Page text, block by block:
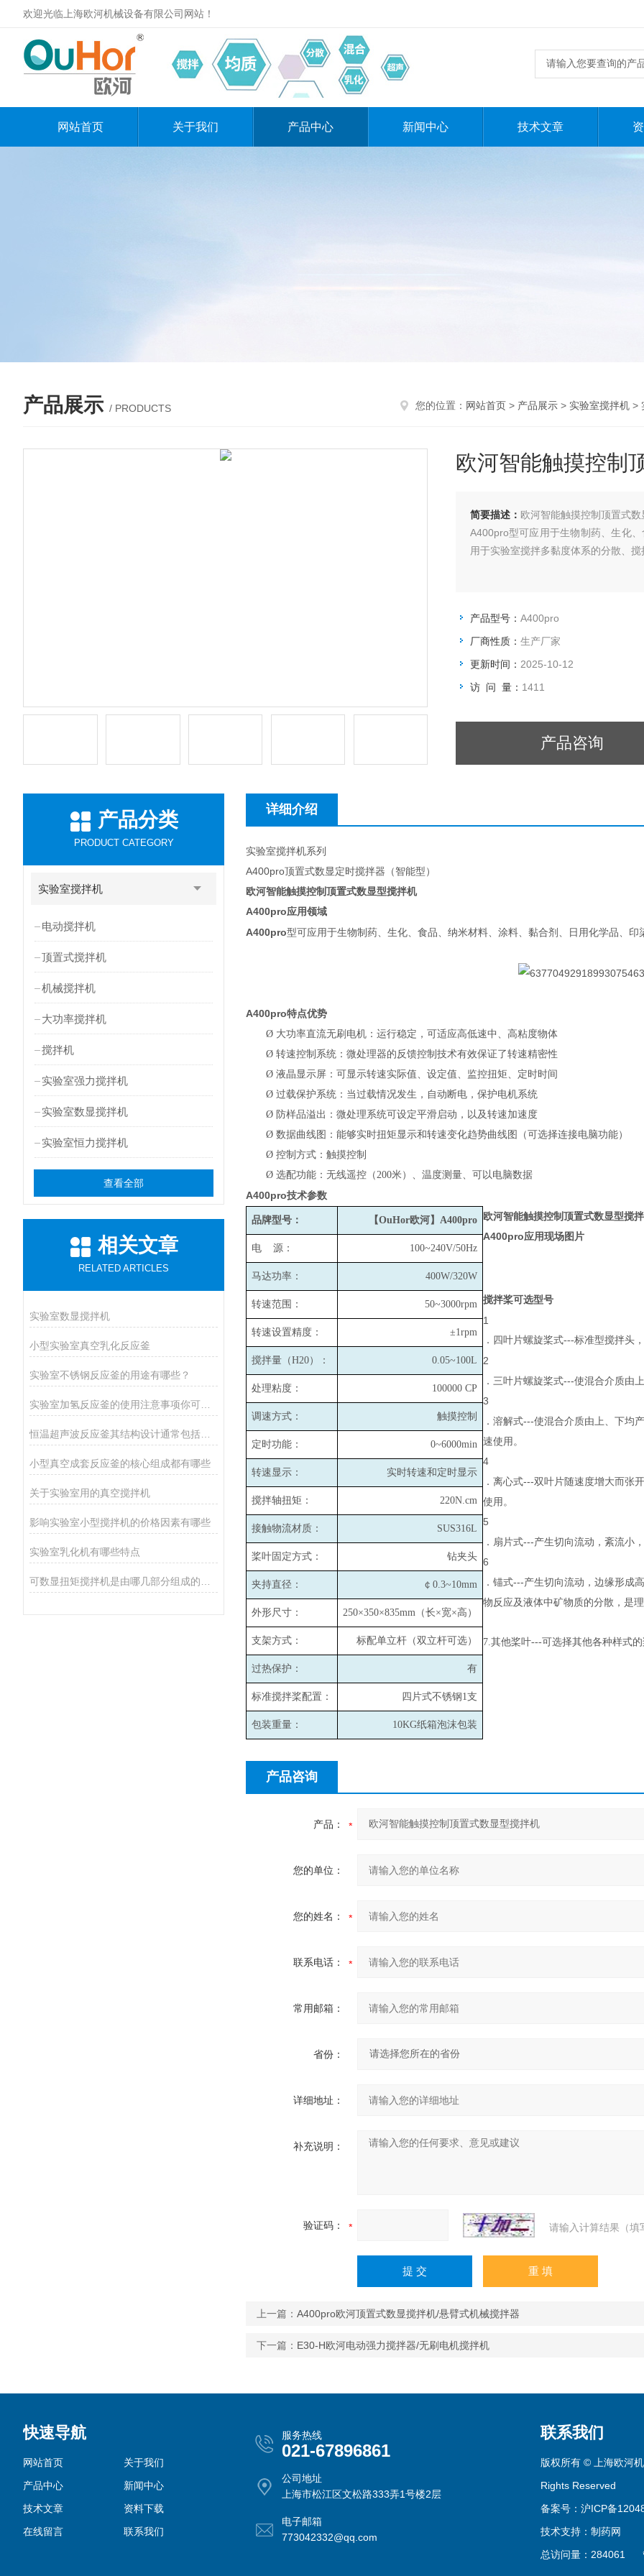
欢迎光临上海欧河机械设备有限公司网站！
网站首页 关于我们 产品中心 新闻中心 技术文章
产品展示 / PRODUCTS 您的位置： 网站首页 > 产品展示 > 实验室搅拌机 >
欧河智能触摸控制
简要描述： 欧河智能触摸控制顶置式数
A400pro型可应用于生物制药、生化
用于实验室搅拌多黏度体系的分散、
产品型号： A400pro
厂商性质： 生产厂家
更新时间： 2025-10-12
访 问 量： 1411
产品咨询
产品分类
PRODUCT CATEGORY
实验室搅拌机
电动搅拌机
顶置式搅拌机
机械搅拌机
大功率搅拌机
搅拌机
实验室强力搅拌机
实验室数显搅拌机
实验室恒力搅拌机
查看全部
相关文章
RELATED ARTICLES
实验室数显搅拌机
小型实验室真空乳化反应釜
实验室不锈钢反应釜的用途有哪些？
小型真空成套反应釜的核心组成都有哪些
关于实验室用的真空搅拌机
影响实验室小型搅拌机的价格因素有哪些
实验室乳化机有哪些特点
详细介绍
实验室搅拌机系列
A400pro顶置式数显定时搅拌器（智能型）
欧河智能触摸控制顶置式数显型搅拌机
A400pro应用领域
A400pro型可应用于生物制药、生化、食品、纳米材料、涂料、黏合剂、日用化学品、印
A400pro特点优势
Ø 大功率直流无刷电机：运行稳定，可适应高低速中、高粘度物体
Ø 转速控制系统：微处理器的反馈控制技术有效保证了转速精密性
Ø 液晶显示屏：可显示转速实际值、设定值、监控扭矩、定时时间
Ø 过载保护系统：当过载情况发生，自动断电，保护电机系统
Ø 防样品溢出：微处理系统可设定平滑启动，以及转速加速度
Ø 数据曲线图：能够实时扭矩显示和转速变化趋势曲线图（可选择连接电脑功能）
Ø 控制方式：触摸控制
Ø 选配功能：无线遥控（200米）、温度测量、可以电脑数据
A400pro技术参数
品牌型号： 【OuHor欧河】A400pro
电 源： 100~240V/50Hz
马达功率： 400W/320W
转速范围： 50~3000rpm
转速设置精度： ±1rpm
搅拌量（H20）： 0.05~100L
处理粘度： 100000 CP
调速方式： 触摸控制
定时功能： 0~6000min
转速显示： 实时转速和定时显示
搅拌轴扭矩： 220N.cm
接触物流材质： SUS316L
桨叶固定方式： 钻夹头
夹持直径： ￠0.3~10mm
外形尺寸： 250×350×835mm（长×宽×高）
支架方式： 标配单立杆（双立杆可选）
过热保护： 有
标准搅拌桨配置： 四片式不锈钢1支
包装重量： 10KG纸箱泡沫包装
欧河智能触摸控制顶置式数显型搅
A400pro应用现场图片
搅拌桨可选型号
1
．四叶片螺旋桨式---标准型搅拌头
2
．三叶片螺旋桨式---使混合介质由
3
．溶解式---使混合介质由上、下均
速使用。
4
．离心式---双叶片随速度增大而张
使用。
5
．扇片式---产生切向流动，紊流小
6
．锚式---产生切向流动，边缘形成
物反应及液体中矿物质的分散，是
7.其他桨叶---可选择其他各种样式
产品咨询
产品：
您的单位：
您的姓名：
联系电话：
常用邮箱：
省份：
详细地址：
补充说明：
验证码： 请输入计算结果（填
上一篇： A400pro欧河顶置式数显搅拌机/悬臂式机械搅拌器
下一篇： E30-H欧河电动强力搅拌器/无刷电机搅拌机
快速导航
网站首页
关于我们
产品中心
新闻中心
技术文章
资料下载
在线留言
联系我们
服务热线
021-67896861
公司地址
上海市松江区文松路333弄1号楼2层
电子邮箱
773042332@qq.com
联系我们
版权所有 © 上海欧河
Rights Reserved
备案号：沪ICP备
技术支持： 制药网
总访问量：284061